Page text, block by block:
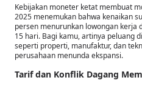
Kebijakan moneter ketat membuat
2025 menemukan bahwa kenaikan
persen menurunkan lowongan kerja
15 hari. Bagi kamu, artinya peluang
seperti properti, manufaktur, dan
perusahaan menunda ekspansi.
Tarif dan Konflik Dagang